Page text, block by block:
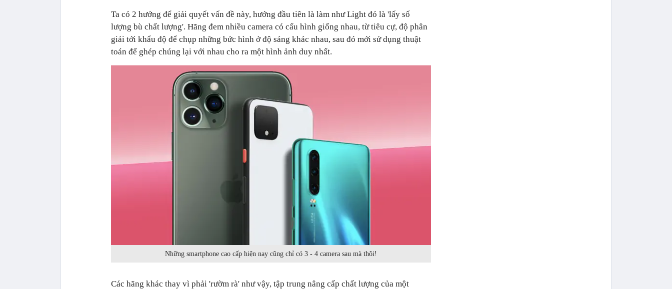
Ta có 2 hướng để giải quyết vấn đề này, hướng đầu tiên là làm như Light đó là 'lấy số
lượng bù chất lượng'. Hãng đem nhiều camera có cấu hình giống nhau, từ tiêu cự, độ phân
giải tới khẩu độ để chụp những bức hình ở độ sáng khác nhau, sau đó mới sử dụng thuật
toán để ghép chúng lại với nhau cho ra một hình ảnh duy nhất.
Những smartphone cao cấp hiện nay cũng chỉ có 3 - 4 camera sau mà thôi!
Các hãng khác thay vì phải 'rườm rà' như vậy, tập trung nâng cấp chất lượng của một